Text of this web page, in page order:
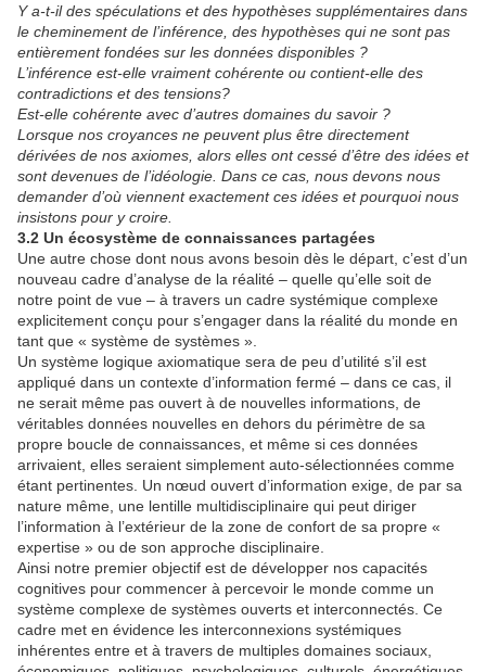
Y a-t-il des spéculations et des hypothèses supplémentaires dans
le cheminement de l’inférence, des hypothèses qui ne sont pas
entièrement fondées sur les données disponibles ?
L’inférence est-elle vraiment cohérente ou contient-elle des
contradictions et des tensions?
Est-elle cohérente avec d’autres domaines du savoir ?
Lorsque nos croyances ne peuvent plus être directement
dérivées de nos axiomes, alors elles ont cessé d’être des idées et
sont devenues de l’idéologie. Dans ce cas, nous devons nous
demander d’où viennent exactement ces idées et pourquoi nous
insistons pour y croire.
3.2 Un écosystème de connaissances partagées
Une autre chose dont nous avons besoin dès le départ, c’est d’un
nouveau cadre d’analyse de la réalité – quelle qu’elle soit de
notre point de vue – à travers un cadre systémique complexe
explicitement conçu pour s’engager dans la réalité du monde en
tant que « système de systèmes ».
Un système logique axiomatique sera de peu d’utilité s’il est
appliqué dans un contexte d’information fermé – dans ce cas, il
ne serait même pas ouvert à de nouvelles informations, de
véritables données nouvelles en dehors du périmètre de sa
propre boucle de connaissances, et même si ces données
arrivaient, elles seraient simplement auto-sélectionnées comme
étant pertinentes. Un nœud ouvert d’information exige, de par sa
nature même, une lentille multidisciplinaire qui peut diriger
l’information à l’extérieur de la zone de confort de sa propre «
expertise » ou de son approche disciplinaire.
Ainsi notre premier objectif est de développer nos capacités
cognitives pour commencer à percevoir le monde comme un
système complexe de systèmes ouverts et interconnectés. Ce
cadre met en évidence les interconnexions systémiques
inhérentes entre et à travers de multiples domaines sociaux,